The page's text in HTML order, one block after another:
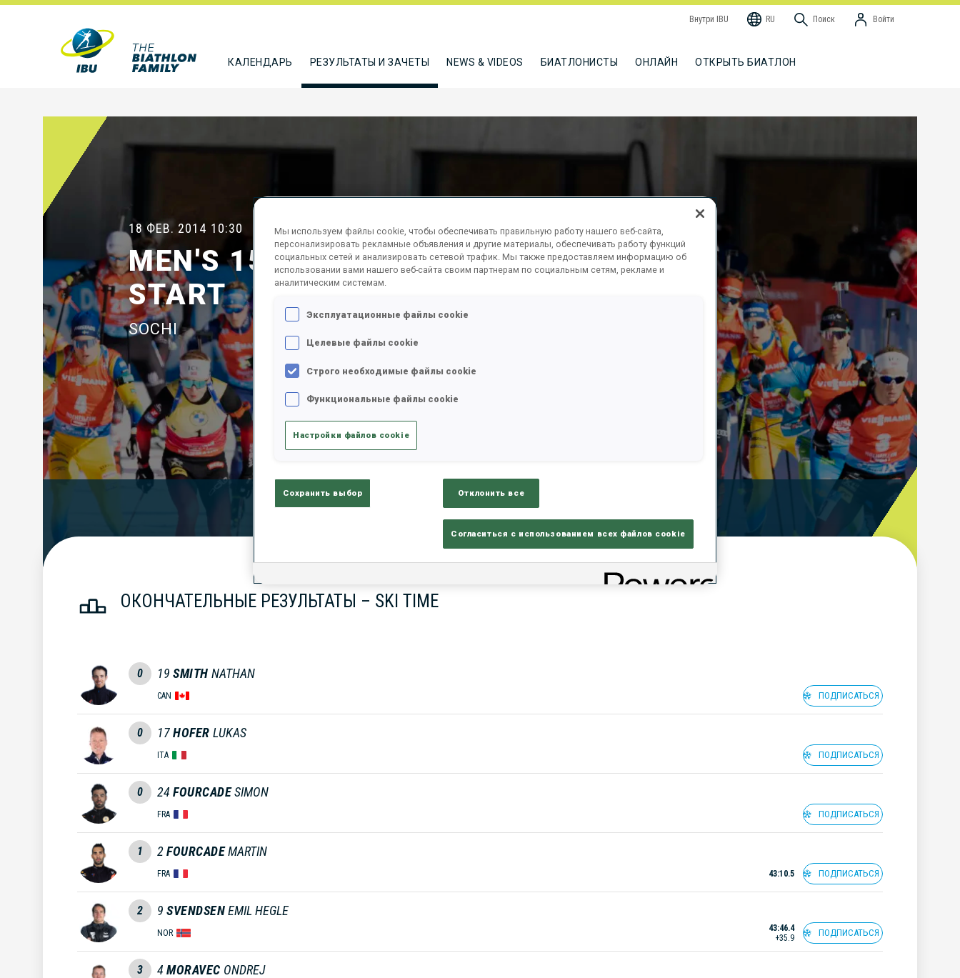
Внутри IBU RU Поиск Войти
КАЛЕНДАРЬ РЕЗУЛЬТАТЫ И ЗАЧЕТЫ NEWS & VIDEOS БИАТЛОНИСТЫ ОНЛАЙН ОТКРЫТЬ БИАТЛОН
18 ФЕВ. 2014 10:30
MEN'S 15 KM MASS
START
SOCHI
Official Results
ОКОНЧАТЕЛЬНЫЕ РЕЗУЛЬТАТЫ – SKI TIME
0 19 SMITH NATHAN
CAN ПОДПИСАТЬСЯ
0 17HOFER LUKAS
ITA ПОДПИСАТЬСЯ
0 24 FOURCADESIMON
FRA ПОДПИСАТЬСЯ
1 2 FOURCADEMARTIN
FRA 43:10.5 ПОДПИСАТЬСЯ
2 9 SVENDSENEMIL HEGLE
NOR
43:46.4
+35.9
ПОДПИСАТЬСЯ
3 4 MORAVEC ONDREJ
Мы используем файлы cookie, чтобы обеспечивать правильную работу нашего веб-сайта,
персонализировать рекламные объявления и другие материалы, обеспечивать работу функций
социальных сетей и анализировать сетевой трафик. Мы также предоставляем информацию об
использовании вами нашего веб-сайта своим партнерам по социальным сетям, рекламе и
аналитическим системам.
Эксплуатационные файлы cookie
Целевые файлы cookie
Строго необходимые файлы cookie
Функциональные файлы cookie
Настройки файлов cookie
Сохранить выбор Отклонить все
Согласиться с использованием всех файлов cookie